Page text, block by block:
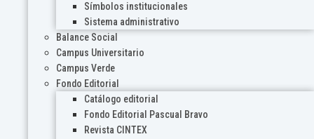
Símbolos institucionales
Sistema administrativo
Balance Social
Campus Universitario
Campus Verde
Fondo Editorial
Catálogo editorial
Fondo Editorial Pascual Bravo
Revista CINTEX